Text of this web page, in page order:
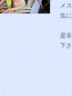
メ
迄
是
下